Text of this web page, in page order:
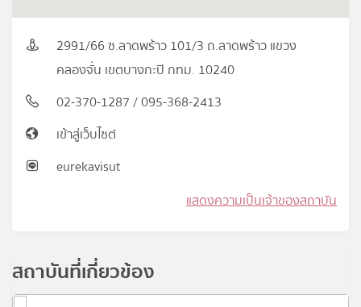
2991/66 ซ.ลาดพร้าว 101/3 ถ.ลาดพร้าว แขวง
คลองจั่น เขตบางกะปิ กทม. 10240
02-370-1287 / 095-368-2413
เข้าสู่เว็บไซต์
eurekavisut
แสดงความเป็นเจ้าของสถาบัน
สถาบันที่เกี่ยวข้อง